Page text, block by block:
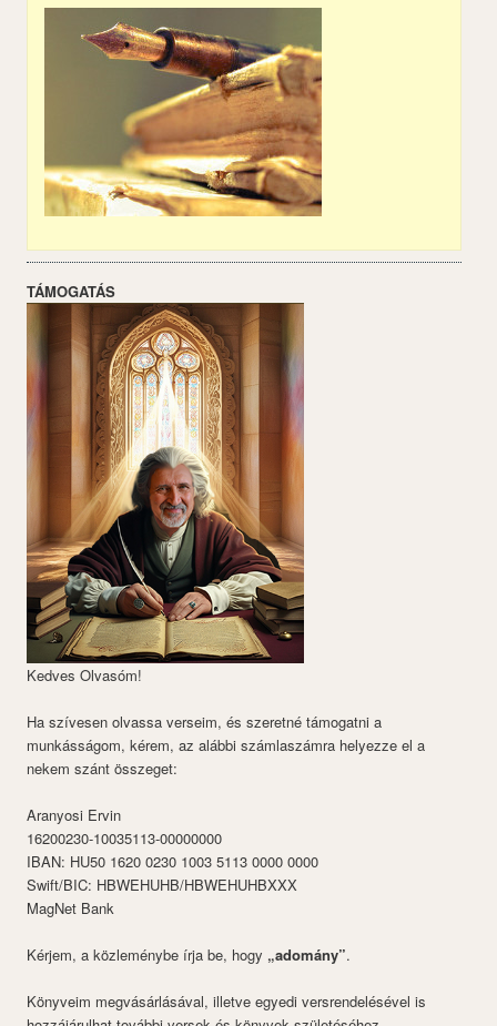
TÁMOGATÁS
Kedves Olvasóm!
Ha szívesen olvassa verseim, és szeretné támogatni a
munkásságom, kérem, az alábbi számlaszámra helyezze el a
nekem szánt összeget:
Aranyosi Ervin
16200230-10035113-00000000
IBAN: HU50 1620 0230 1003 5113 0000 0000
Swift/BIC: HBWEHUHB/HBWEHUHBXXX
MagNet Bank
Kérjem, a közleménybe írja be, hogy „adomány”.
Könyveim megvásárlásával, illetve egyedi versrendelésével is